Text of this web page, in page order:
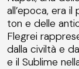
all’epoca, era
ton e delle
Flegrei
dalla civiltà e
e il Sublime